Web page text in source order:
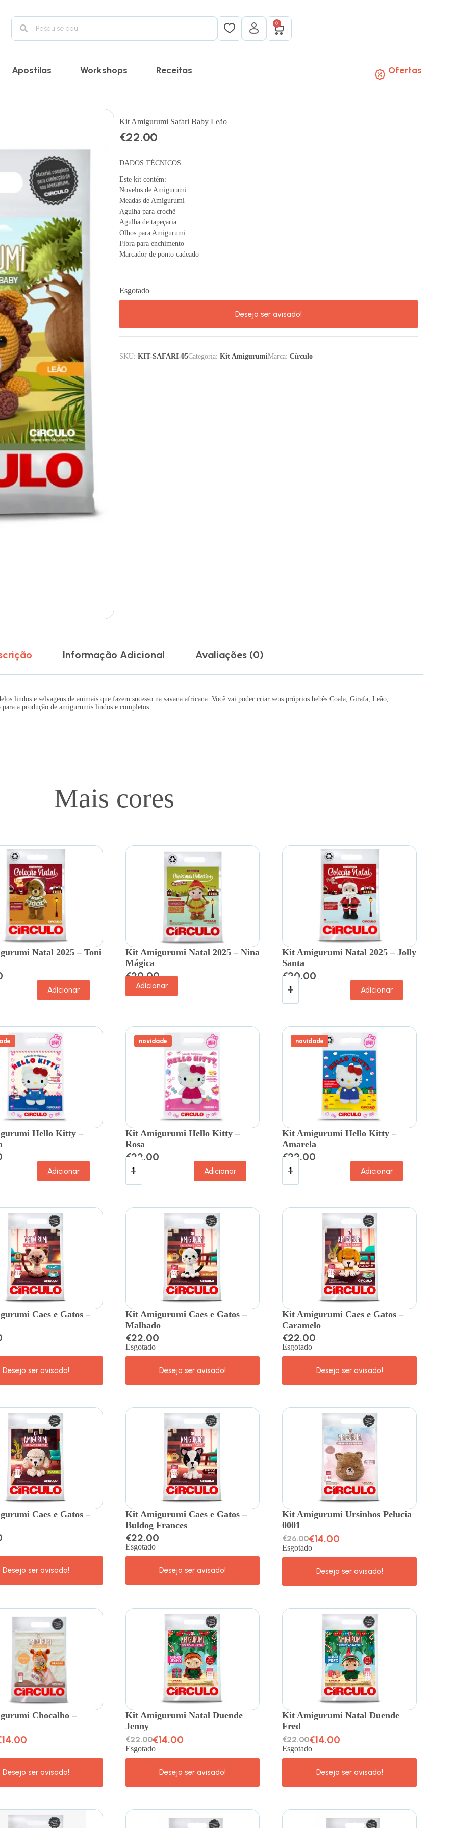
0
Apostilas Workshops Receitas Ofertas
Kit Amigurumi Safari Baby Leão
€22.00
DADOS TÉCNICOS
Este kit contém:
Novelos de Amigurumi
Meadas de Amigurumi
Agulha para crochê
Agulha de tapeçaria
Olhos para Amigurumi
Fibra para enchimento
Marcador de ponto cadeado
Esgotado
SKU: KIT-SAFARI-05Categoria: Kit AmigurumiMarca: Círculo
Informação Adicional Avaliações (0)
lindos e selvagens de animais que fazem sucesso na savana africana. Você vai poder criar seus próprios bebês Coala, Girafa, Leão,
a produção de amigurumis lindos e completos.
Mais cores
Natal 2025 – Toni
Adicionar
Kit Amigurumi Natal 2025 – Nina
Mágica
€20.00
Adicionar
Kit Amigurumi Natal 2025 – Jolly
Santa
€20.00
Adicionar
Hello Kitty –
Adicionar
novidade
Kit Amigurumi Hello Kitty –
Rosa
€22.00
Adicionar
novidade
Kit Amigurumi Hello Kitty –
Amarela
€22.00
Adicionar
Caes e Gatos –
Kit Amigurumi Caes e Gatos –
Malhado
€22.00
Esgotado
Kit Amigurumi Caes e Gatos –
Caramelo
€22.00
Esgotado
Caes e Gatos –
Kit Amigurumi Caes e Gatos –
Buldog Frances
€22.00
Esgotado
Kit Amigurumi Ursinhos Pelucia
0001
€26.00€14.00
Esgotado
Chocalho –
14.00
Kit Amigurumi Natal Duende
Jenny
€22.00€14.00
Esgotado
Kit Amigurumi Natal Duende
Fred
€22.00€14.00
Esgotado